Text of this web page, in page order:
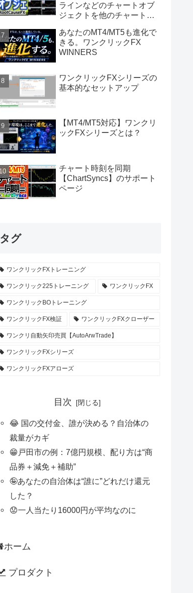
ラインなどのチャートオブ
ジェクトを他のチャートに
あなたのMT4/MT5も進化で
きる。ワンクリックFX
WINNERS
ワンクリックFXシリーズの
基本的なセットアップ
【MT4/MT5対応】ワンクリ
ックFXシリーズとは？
チャート時刻を同期
【ChartSyncs】のサポート
ページ
タグ
ワンクリックFXトレーニング
ワンクリック225トレーニング ワンクリックFX
ワンクリックBOトレーニング
ワンクリックFX検証 ワンクリックFXクローザー
ワンクリ自動矢印売買【AutoArwTrade】
ワンクリックFXシリーズ
ワンクリックFXアローズ
目次
😂 国の交付金、誰が決める？自治体の
裁量がカギ
😁戸田市の例：7億円規模、配り方は“商
品券＋減免＋補助”
🤪あなたの自治体は“誰に”どれだけ還元
した？
😟一人当たり16000円が平均なのに
ホーム
プロダクト